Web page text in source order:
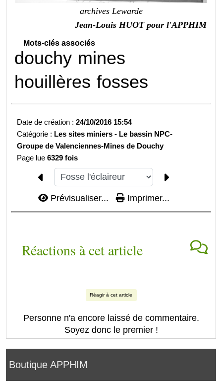
Boutique APPHIM
archives Lewarde
Jean-Louis HUOT pour l'APPHIM
Mots-clés associés
douchy mines
houillères fosses
Date de création :24/10/2016 15:54
Catégorie : Les sites miniers - Le bassin NPC-
Groupe de Valenciennes-Mines de Douchy
Page lue6329 fois
Prévisualiser... Imprimer...
Réactions à cet article
Réagir à cet article
Personne n'a encore laissé de commentaire.
Soyez donc le premier !